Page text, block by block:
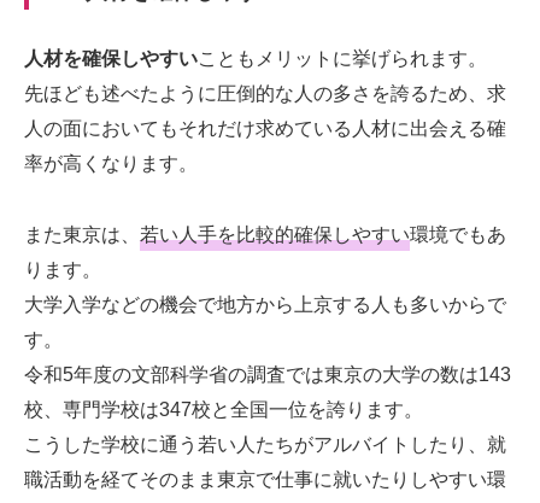
人材を確保しやすいこともメリットに挙げられます。
先ほども述べたように圧倒的な人の多さを誇るため、求
人の面においてもそれだけ求めている人材に出会える確
率が高くなります。
また東京は、 若い人手を比較的確保しやすい環境でもあ
ります。
大学入学などの機会で地方から上京する人も多いからで
す。
令和5年度の文部科学省の調査では東京の大学の数は143
校、専門学校は347校と全国一位を誇ります。
こうした学校に通う若い人たちがアルバイトしたり、就
職活動を経てそのまま東京で仕事に就いたりしやすい環